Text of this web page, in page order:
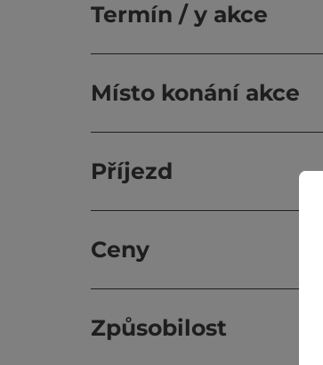
Termín / y akce
Místo konání akce
Příjezd
Ceny
Způsobilost